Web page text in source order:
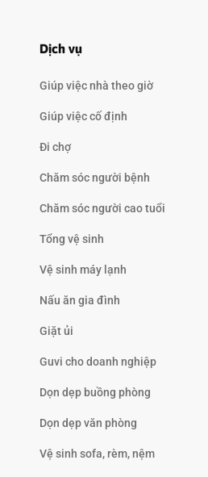
Dịch vụ
Giúp việc nhà theo giờ
Giúp việc cố định
Đi chợ
Chăm sóc người bệnh
Chăm sóc người cao tuổi
Tổng vệ sinh
Vệ sinh máy lạnh
Nấu ăn gia đình
Giặt ủi
Guvi cho doanh nghiệp
Dọn dẹp buồng phòng
Dọn dẹp văn phòng
Vệ sinh sofa, rèm, nệm